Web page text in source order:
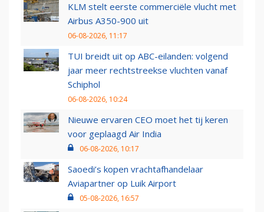
KLM stelt eerste commerciële vlucht met
Airbus A350-900 uit
06-08-2026, 11:17
TUI breidt uit op ABC-eilanden: volgend
jaar meer rechtstreekse vluchten vanaf
Schiphol
06-08-2026, 10:24
Nieuwe ervaren CEO moet het tij keren
voor geplaagd Air India
06-08-2026, 10:17
Saoedi’s kopen vrachtafhandelaar
Aviapartner op Luik Airport
05-08-2026, 16:57